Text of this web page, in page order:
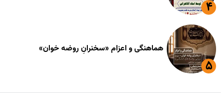
هماهنگی و اعزام «سخنرانِ روضه خوان»